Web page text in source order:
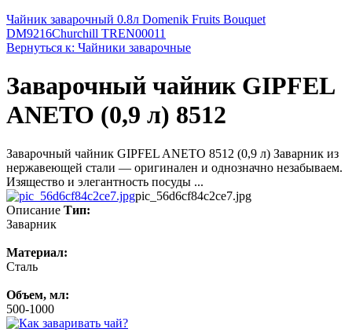
Чайник заварочный 0.8л Domenik Fruits Bouquet
DM9216Churchill TREN00011
Вернуться к: Чайники заварочные
Заварочный чайник GIPFEL
ANETO (0,9 л) 8512
Заварочный чайник GIPFEL ANETO 8512 (0,9 л) Заварник из
нержавеющей стали — оригинален и однозначно незабываем.
Изящество и элегантность посуды ...
pic_56d6cf84c2ce7.jpg
Описание Тип:
Заварник
Материал:
Сталь
Объем, мл:
500-1000